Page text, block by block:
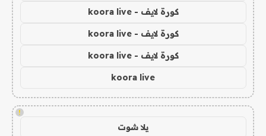
كورة لايف - koora live
كورة لايف - koora live
كورة لايف - koora live
koora live
!
يلا شوت